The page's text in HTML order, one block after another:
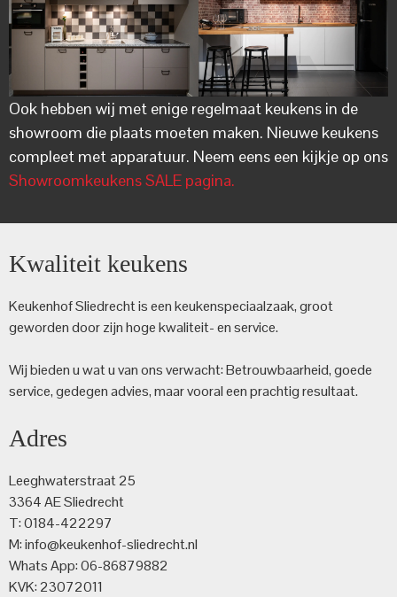
Ook hebben wij met enige regelmaat keukens in de
showroom die plaats moeten maken. Nieuwe keukens
compleet met apparatuur. Neem eens een kijkje op ons
Showroomkeukens SALE pagina.
Kwaliteit keukens
Keukenhof Sliedrecht is een keuken­speciaalzaak, groot
geworden door zijn hoge kwaliteit- en service.
Wij bieden u wat u van ons verwacht: Betrouwbaarheid, goede
service, gedegen advies, maar vooral een prachtig resultaat.
Adres
Leeghwaterstraat 25
3364 AE Sliedrecht
T: 0184-422297
M: info@keukenhof-sliedrecht.nl
Whats App: 06-86879882
KVK: 23072011